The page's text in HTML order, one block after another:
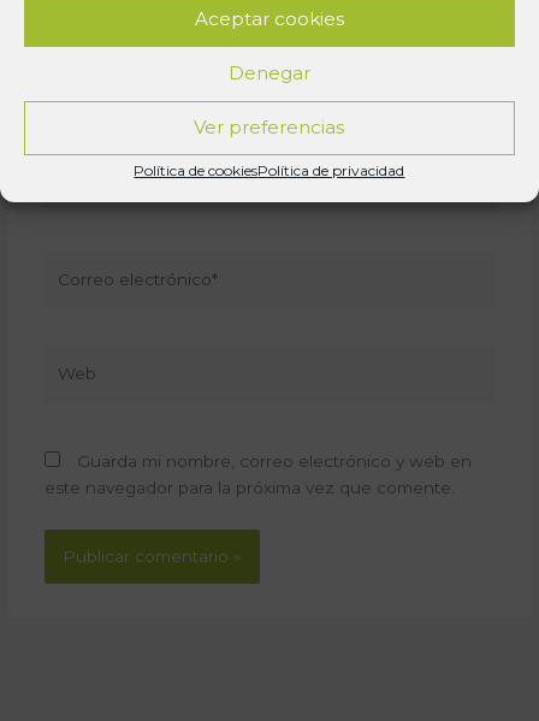
Aceptar cookies
Denegar
Ver preferencias
Política de cookiesPolítica de privacidad
electrónico*
Guarda mi nombre, correo electrónico y web en
este navegador para la próxima vez que comente.